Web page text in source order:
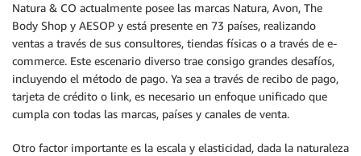
Natura & CO actualmente posee las marcas Natura, Avon, The
Body Shop y AESOP y está presente en 73 países, realizando
ventas a través de sus consultores, tiendas físicas o a través de e-
commerce. Este escenario diverso trae consigo grandes desafíos,
incluyendo el método de pago. Ya sea a través de recibo de pago,
tarjeta de crédito o link, es necesario un enfoque unificado que
cumpla con todas las marcas, países y canales de venta.
Otro factor importante es la escala y elasticidad, dada la naturaleza